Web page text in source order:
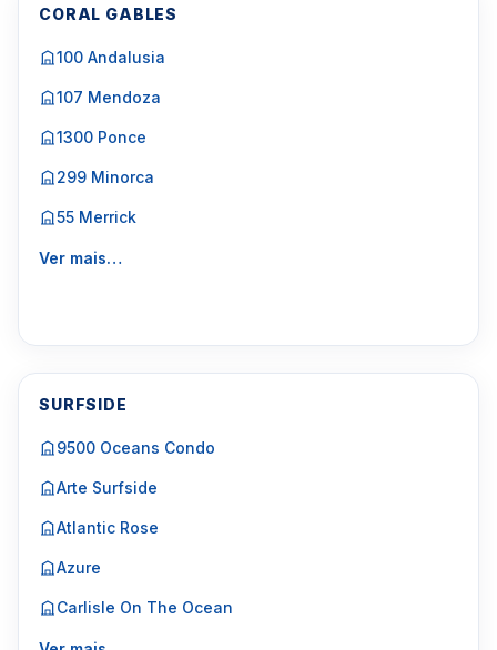
CORAL GABLES
100 Andalusia
107 Mendoza
1300 Ponce
299 Minorca
55 Merrick
Ver mais…
SURFSIDE
9500 Oceans Condo
Arte Surfside
Atlantic Rose
Azure
Carlisle On The Ocean